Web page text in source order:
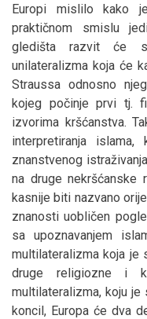
Europi mislilo kako
praktičnom smislu
gledišta razvit će
unilateralizma koja će
Straussa odnosno
kojeg počinje prvi tj.
izvorima kršćanstva.
interpretiranja
znanstvenog
na druge
kasnije biti nazvano
znanosti uobličen
sa upoznavanjem
multilateralizma koja je
druge religiozne i
multilateralizma, koju je
koncil, Europa će dva